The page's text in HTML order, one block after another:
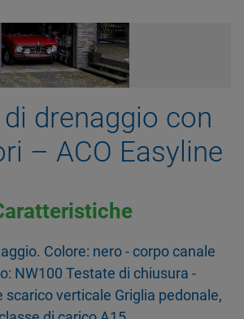
drenaggio con
– ACO Easyline
Colore: nero - corpo canale
NW100 Testate di chiusura -
scarico verticale Griglia pedonale,